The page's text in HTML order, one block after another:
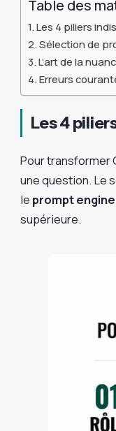
Table des
Les 4 piliers
Sélection de
L’art de la
Erreurs
Les 4
Pour transformer
une question. Le
le prompt
supérieure.